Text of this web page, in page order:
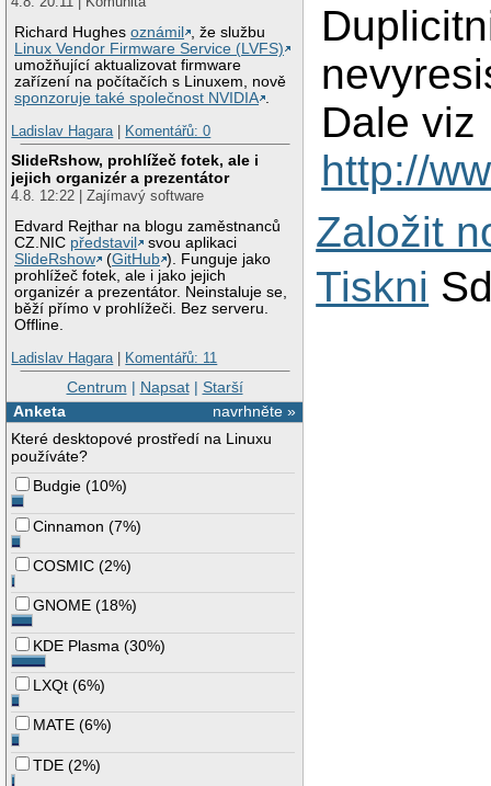
Richard Hughesoznámil
, že službu
Linux Vendor Firmware Service (LVFS)
umožňující aktualizovat firmware
zařízení na počítačích s Linuxem, nově
sponzoruje také společnost NVIDIA .
Ladislav Hagara| Komentářů: 0
SlideRshow, prohlížeč fotek, ale i
jejich organizér a prezentátor
4.8. 12:22 | Zajímavý software
Edvard Rejthar na blogu zaměstnanců
CZ.NIC představil
svou aplikaci
SlideRshow
(GitHub ). Funguje jako
prohlížeč fotek, ale i jako jejich
organizér a prezentátor. Neinstaluje se,
běží přímo v prohlížeči. Bez serveru.
Offline.
Ladislav Hagara| Komentářů: 11
Centrum | Napsat| Starší
navrhněte »
Anketa
Které desktopové prostředí na Linuxu
používáte?
Budgie (10%)
Cinnamon (7%)
COSMIC (2%)
GNOME (18%)
KDE Plasma (30%)
LXQt (6%)
MATE (6%)
TDE (2%)
Dale viz
http://
Založit
Tiskni